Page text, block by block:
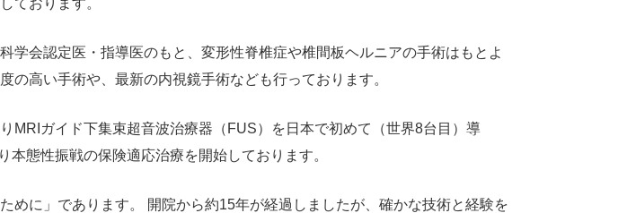
学会認定医・指導医のもと、変形性脊椎症や椎間板ヘルニアの手術はもとよ
の高い手術や、最新の内視鏡手術なども行っております。
MRIガイド下集束超音波治療器（FUS）を日本で初めて（世界8台目）導
本態性振戦の保険適応治療を開始しております。
めに」であります。 開院から約15年が経過しましたが、確かな技術と経験を